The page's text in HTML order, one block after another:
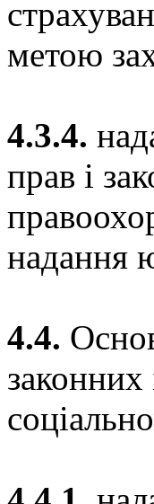
метою
4.3.4.
прав і
надання
4.4.
законних